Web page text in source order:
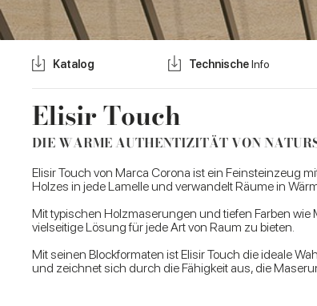
Elisir Touch
DIE WARME AUTHENTIZITÄT VON
Katalog TechnischeInfo
Elisir Touch von Marca Corona ist ein Feinsteinzeug
Holzes in jede Lamelle und verwandelt Räume in
Mit typischen Holzmaserungen und tiefen Farben
vielseitige Lösung für jede Art von Raum zu bieten.
Mit seinen Blockformaten ist Elisir Touch die ideale
und zeichnet sich durch die Fähigkeit aus, die